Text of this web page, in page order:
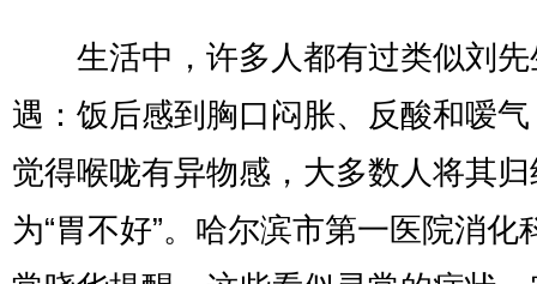
生活中，许多人都有过类似刘先
遇：饭后感到胸口闷胀、反酸和嗳
觉得喉咙有异物感，大多数人将其归
为“胃不好”。哈尔滨市第一医院消化